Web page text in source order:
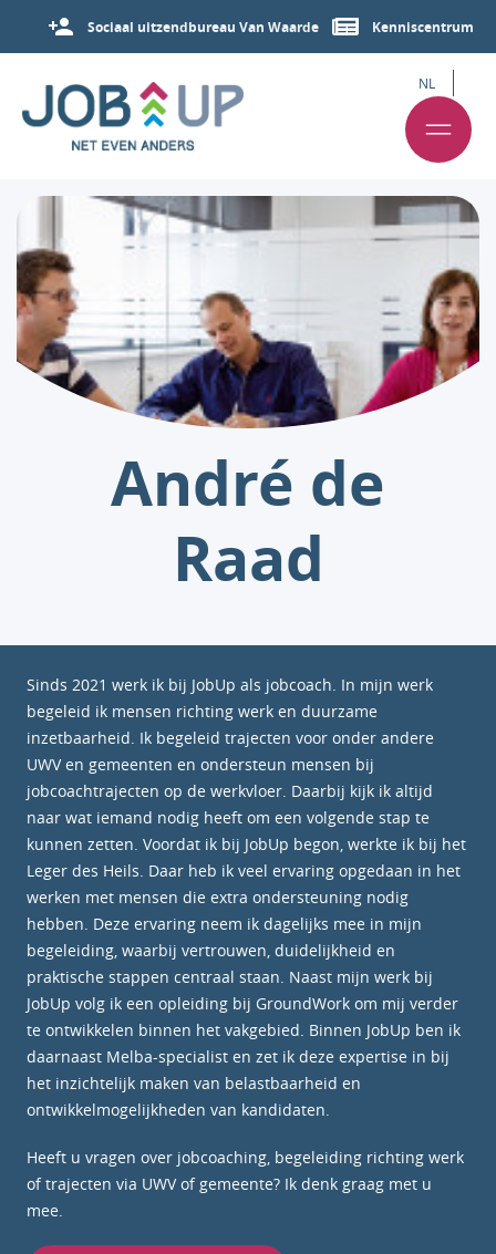
Sociaal uitzendbureau Van Waarde Kenniscentrum
NL
André de
Raad
Sinds 2021 werk ik bij JobUp als jobcoach. In mijn werk
begeleid ik mensen richting werk en duurzame
inzetbaarheid. Ik begeleid trajecten voor onder andere
UWV en gemeenten en ondersteun mensen bij
jobcoachtrajecten op de werkvloer. Daarbij kijk ik altijd
naar wat iemand nodig heeft om een volgende stap te
kunnen zetten. Voordat ik bij JobUp begon, werkte ik bij het
Leger des Heils. Daar heb ik veel ervaring opgedaan in het
werken met mensen die extra ondersteuning nodig
hebben. Deze ervaring neem ik dagelijks mee in mijn
begeleiding, waarbij vertrouwen, duidelijkheid en
praktische stappen centraal staan. Naast mijn werk bij
JobUp volg ik een opleiding bij GroundWork om mij verder
te ontwikkelen binnen het vakgebied. Binnen JobUp ben ik
daarnaast Melba-specialist en zet ik deze expertise in bij
het inzichtelijk maken van belastbaarheid en
ontwikkelmogelijkheden van kandidaten.
Heeft u vragen over jobcoaching, begeleiding richting werk
of trajecten via UWV of gemeente? Ik denk graag met u
mee.